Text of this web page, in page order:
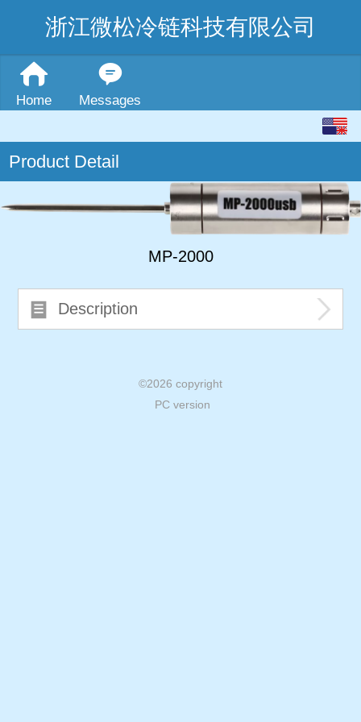
浙江微松冷链科技有限公司
Home Messages
Product Detail
MP-2000
Description
©2026 copyright
PC version